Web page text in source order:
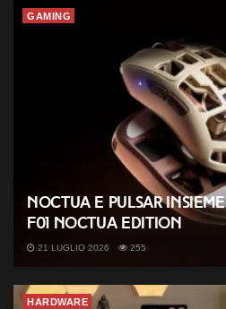
GAMING
Noctua e Pulsar
F01 Noctua Edition
21 LUGLIO 2026 255
HARDWARE